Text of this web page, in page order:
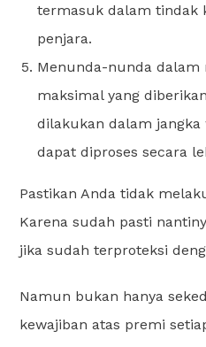
termasuk dalam tindak
penjara.
Menunda-nunda dalam
maksimal yang
dilakukan dalam
dapat diproses secara
Pastikan Anda tidak
Karena sudah pasti
jika sudah terproteksi
Namun bukan hanya
kewajiban atas premi